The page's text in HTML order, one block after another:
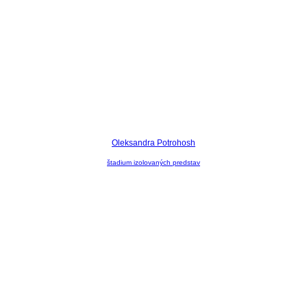
Oleksandra Potrohosh
štadium izolovaných predstav